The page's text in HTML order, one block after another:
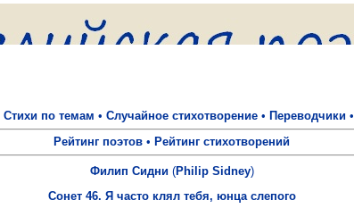
Стихи по темам • Случайное стихотворение• Переводчики•
Рейтинг поэтов • Рейтинг стихотворений
Филип Сидни(Philip Sidney)
Сонет 46. Я часто клял тебя, юнца слепого